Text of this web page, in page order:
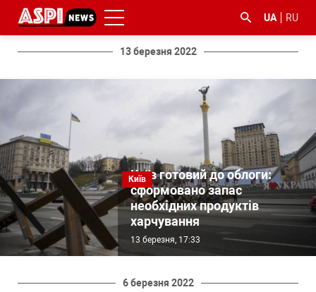
UA RU
13 березня 2022
Київ
Київ готовий до облоги:
сформовано запас
необхідних продуктів
харчування
13 березня, 17:33
6 березня 2022
#ООС
#боротьба
з
корупцією
#ДФС #Київ #коронавірус